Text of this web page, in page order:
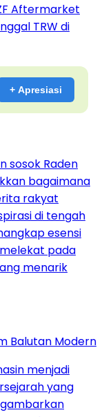
Aftermarket
TRW di
+ Apresiasi
Balutan Modern